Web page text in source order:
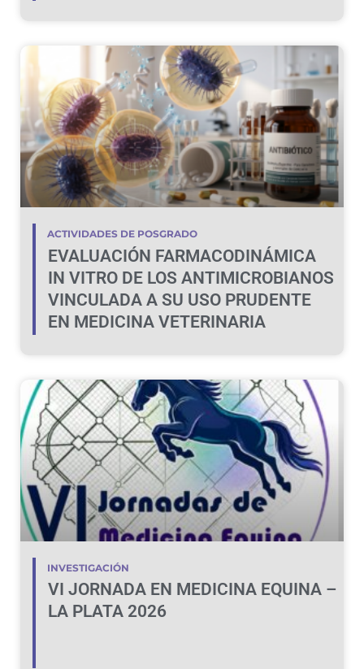
ACTIVIDADES DE POSGRADO
EVALUACIÓN FARMACODINÁMICA
IN VITRO DE LOS ANTIMICROBIANOS
VINCULADA A SU USO PRUDENTE
EN MEDICINA VETERINARIA
INVESTIGACIÓN
VI JORNADA EN MEDICINA EQUINA –
LA PLATA 2026